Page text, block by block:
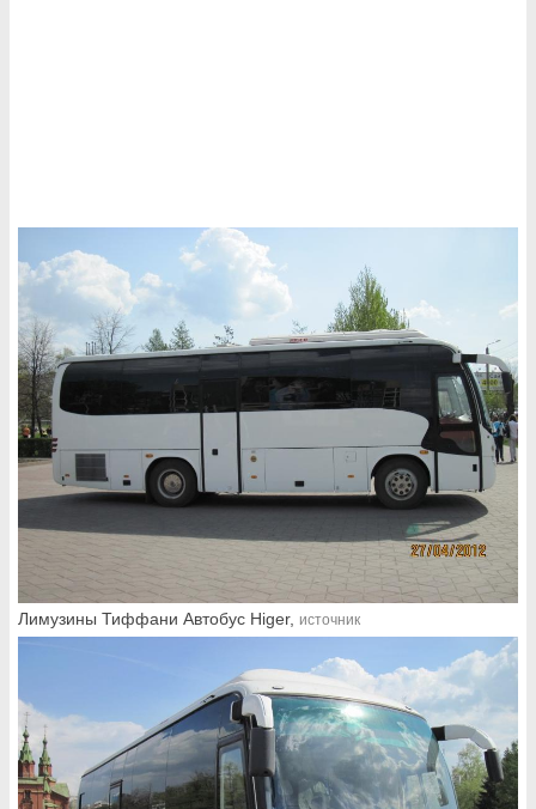
Лимузины Тиффани Автобус Higer, источник